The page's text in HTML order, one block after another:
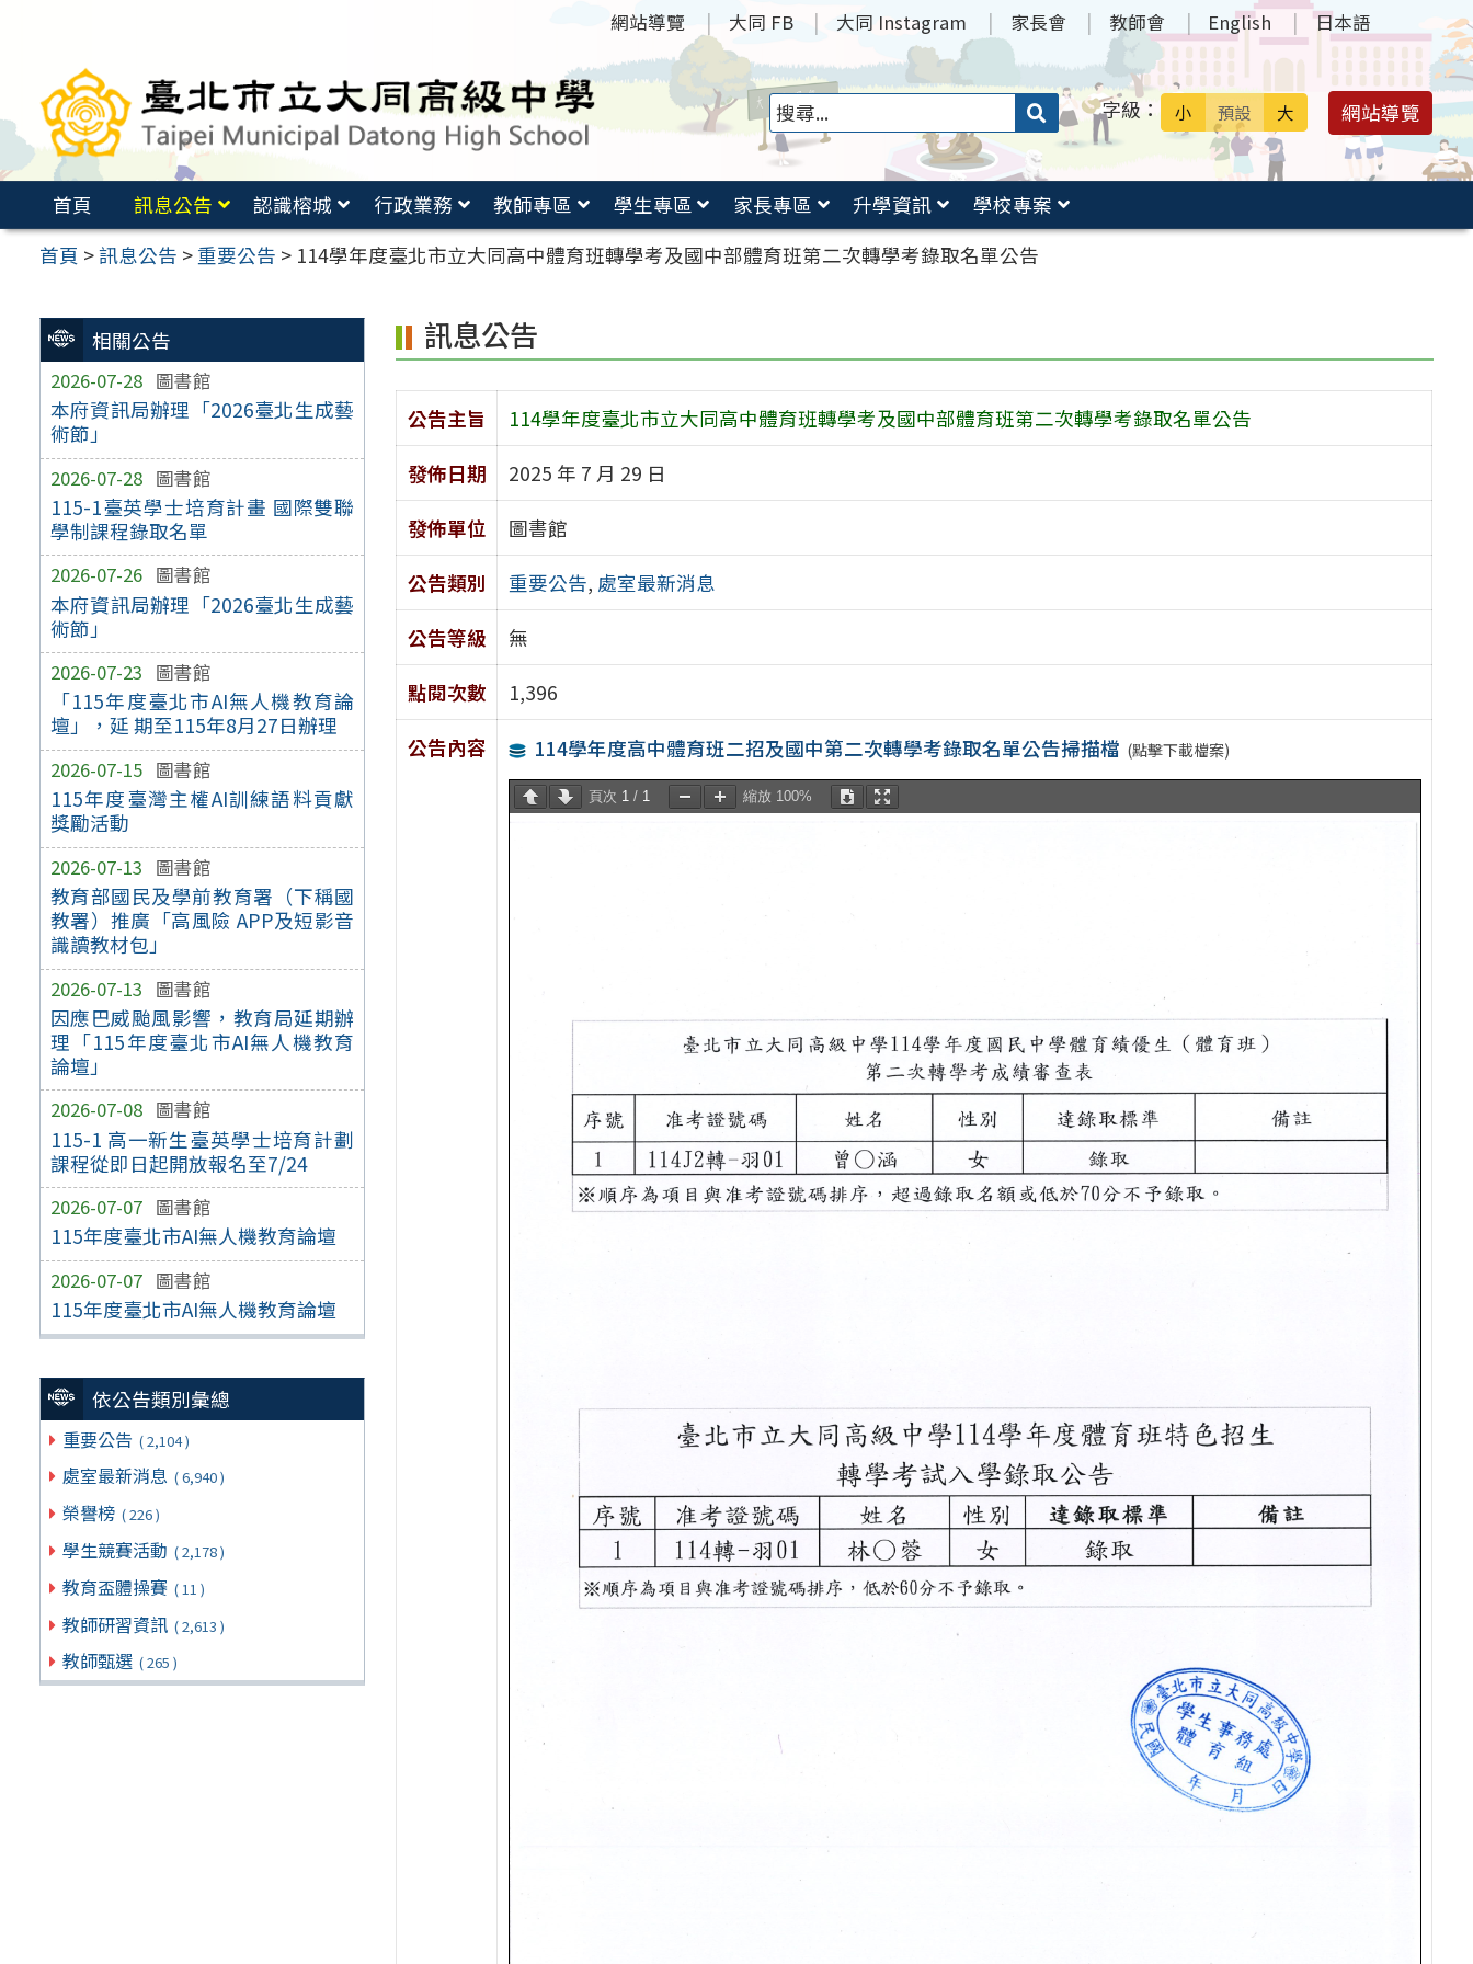
要
容
網站導覽 大同 FB 大同 Instagram 家長會 教師會 English 日本語
搜
送出 字級： 小 預設 大 網站導覽
首頁 訊息公告 認識榕城 行政業務 教師專區 學生專區 家長專區 升學資訊
學校專案
首頁 >訊息公告 > 重要公告 > 114學年度臺北市立大同高中體育班轉學考及國中部體育班第二次轉學考錄取名單公告
相關公告
2026-07-28 圖書館
本府資訊局辦理「2026臺北生成藝
術節」
2026-07-28 圖書館
115-1臺英學士培育計畫 國際雙聯
學制課程錄取名單
2026-07-26 圖書館
本府資訊局辦理「2026臺北生成藝
術節」
2026-07-23 圖書館
「115年度臺北市AI無人機教育論
壇」，延 期至115年8月27日辦理
2026-07-15 圖書館
115年度臺灣主權AI訓練語料貢獻
獎勵活動
2026-07-13 圖書館
教育部國民及學前教育署（下稱國
教署）推廣「高風險 APP及短影音
識讀教材包」
2026-07-13 圖書館
因應巴威颱風影響，教育局延期辦
理「115年度臺北市AI無人機教育
論壇」
2026-07-08 圖書館
115-1 高一新生臺英學士培育計劃
課程從即日起開放報名至7/24
2026-07-07 圖書館
115年度臺北市AI無人機教育論壇
2026-07-07 圖書館
115年度臺北市AI無人機教育論壇
依公告類別彙總
重要公告 ( 2,104 )
處室最新消息 ( 6,940 )
榮譽榜 ( 226 )
學生競賽活動 ( 2,178 )
教育盃體操賽 ( 11 )
教師研習資訊 ( 2,613 )
教師甄選 ( 265 )
訊息公告
公告主旨
114學年度臺北市立大同高中體育班轉學考及國中部體育班第二次轉學考錄取名單公告
發佈日期
2025 年 7 月 29 日
發佈單位
圖書館
公告類別
重要公告, 處室最新消息
公告等級
無
點閱次數
1,396
公告內容
114學年度高中體育班二招及國中第二次轉學考錄取名單公告掃描檔 (點擊下載檔案)
頁次 1/ 1 縮放 100%